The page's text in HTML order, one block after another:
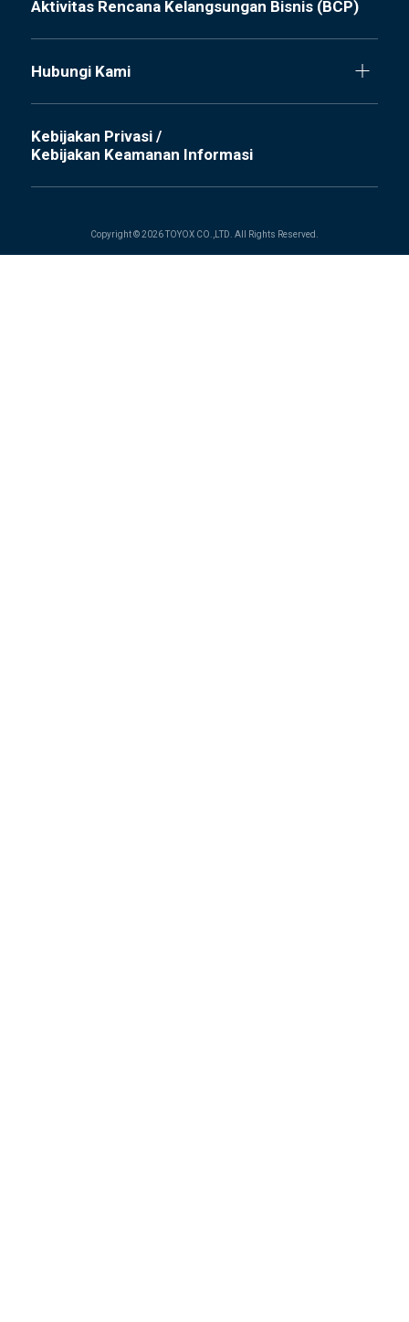
Aktivitas Rencana Kelangsungan Bisnis (BCP)
Hubungi Kami
Kebijakan Privasi /
Kebijakan Keamanan Informasi
Copyright © 2026 TOYOX CO.,LTD. All Rights Reserved.